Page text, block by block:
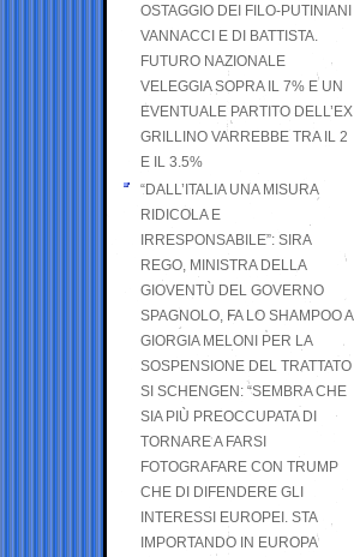
OSTAGGIO DEI FILO-PUTINIANI
VANNACCI E DI BATTISTA.
FUTURO NAZIONALE
VELEGGIA SOPRA IL 7% E UN
EVENTUALE PARTITO DELL’EX
GRILLINO VARREBBE TRA IL 2
E IL 3.5%
“DALL’ITALIA UNA MISURA
RIDICOLA E
IRRESPONSABILE”: SIRA
REGO, MINISTRA DELLA
GIOVENTÙ DEL GOVERNO
SPAGNOLO, FA LO SHAMPOO A
GIORGIA MELONI PER LA
SOSPENSIONE DEL TRATTATO
SI SCHENGEN: “SEMBRA CHE
SIA PIÙ PREOCCUPATA DI
TORNARE A FARSI
FOTOGRAFARE CON TRUMP
CHE DI DIFENDERE GLI
INTERESSI EUROPEI. STA
IMPORTANDO IN EUROPA